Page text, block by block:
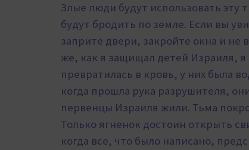
Злые люди будут использовать эту
будут бродить по земле. Если вы
заприте двери, закройте окна и не
же, как я защищал детей Израиля,
превратилась в кровь, у них была
когда прошла рука разрушителя,
первенцы Израиля жили. Тьма
Только ягненок достоин открыть
когда все, что было написано,